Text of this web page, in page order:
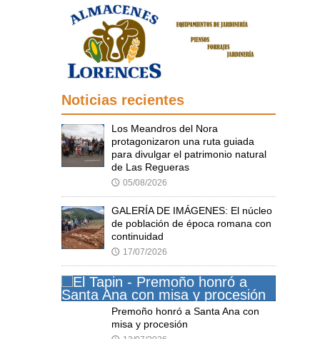
Noticias recientes
Los Meandros del Nora
protagonizaron una ruta guiada
para divulgar el patrimonio natural
de Las Regueras
🕔 05/08/2026
GALERÍA DE IMÁGENES: El núcleo
de población de época romana con
continuidad
🕔 17/07/2026
Premoño honró a Santa Ana con
misa y procesión